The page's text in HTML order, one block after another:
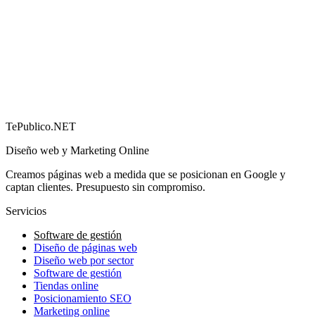
→
TePublico.NET
Diseño web y Marketing Online
Creamos páginas web a medida que se posicionan en Google y
captan clientes. Presupuesto sin compromiso.
Servicios
Software de gestión
Diseño de páginas web
Diseño web por sector
Software de gestión
Tiendas online
Posicionamiento SEO
Marketing online